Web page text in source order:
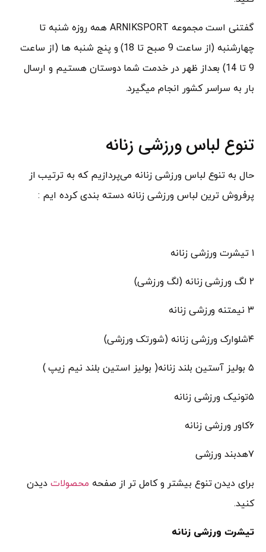
گفتنی است مجموعه ARNIKSPORT همه روزه شنبه تا
چهارشنبه (از ساعت 9 صبح تا 18) و پنج شنبه ها (از ساعت
9 تا 14) بعداز ظهر در خدمت شما دوستان هستیم و ارسال
بار به سراسر کشور انجام میگیرد.
تنوع لباس ورزشی زنانه
حال به تنوع لباس ورزشی زنانه می‌پردازیم که به ترتیب از
پرفروش ترین لباس ورزشی زنانه دسته بندی کرده ایم :
برای دیدن تنوع بیشتر و کامل تر از صفحهمحصولاتدیدن
کنید.
تیشرت ورزشی زنانه